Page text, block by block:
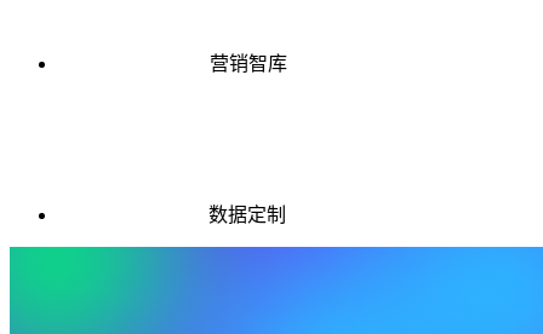
营销智库
数据定制